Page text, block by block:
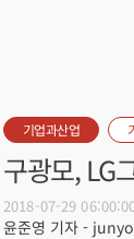
기업과산업
구광모, LG
2018-07-29
윤준영 기자 -